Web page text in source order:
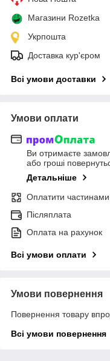
Магазини Rozetka
Укрпошта
Доставка кур'єром
Всі умови доставки
Умови оплати
Ви отримаєте
або гроші
Детальніше
Оплатити частинами
Післяплата
Оплата на рахунок
Всі умови оплати
Умови повернення
Повернення товару
Всі умови повернення